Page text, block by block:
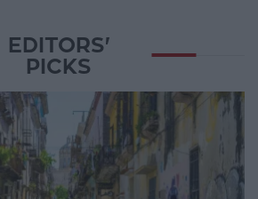
EDITORS'
PICKS